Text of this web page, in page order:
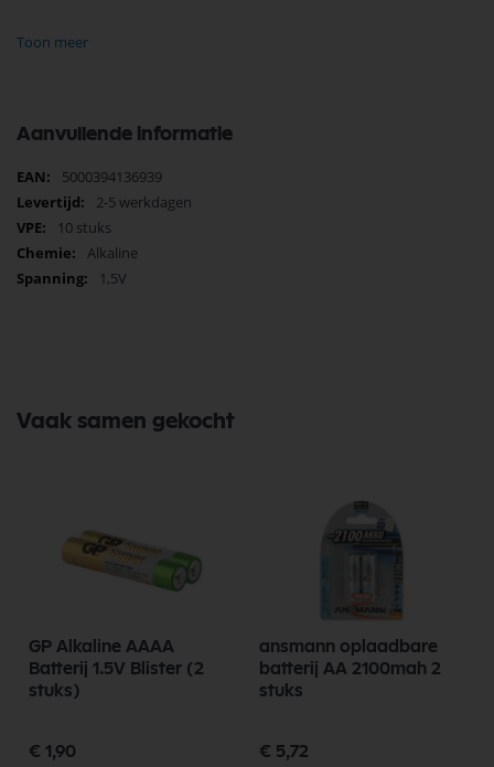
Bestel vandaag nog en ontdek de langdurige kracht van Duracell.
Toon meer
Aanvullende informatie
Meer
informatie
5000394136939
2-5 werkdagen
10 stuks
Alkaline
1,5V
Vaak samen gekocht
GP Alkaline AAAA
Batterij 1.5V Blister (2
stuks)
€ 1,90
ansmann oplaadbare
batterij AA 2100mah 2
stuks
€ 5,72